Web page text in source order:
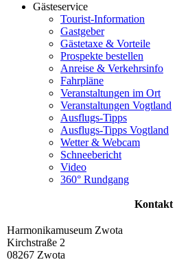
Gästeservice
Tourist-Information
Gastgeber
Gästetaxe & Vorteile
Prospekte bestellen
Anreise & Verkehrsinfo
Fahrpläne
Veranstaltungen im Ort
Veranstaltungen Vogtland
Ausflugs-Tipps
Ausflugs-Tipps Vogtland
Wetter & Webcam
Schneebericht
Video
360° Rundgang
Kontakt
Harmonikamuseum Zwota
Kirchstraße 2
08267 Zwota